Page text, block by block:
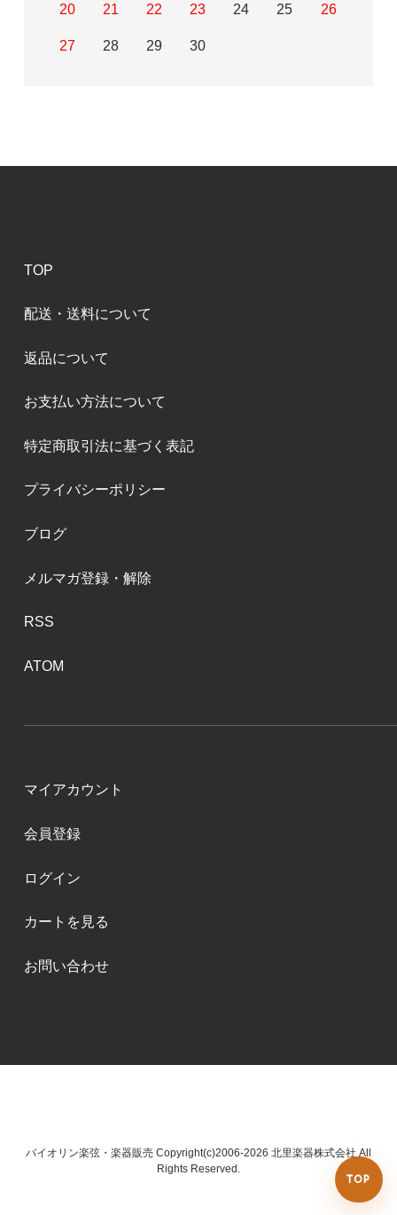
TOP
20 21 22 23 24 25 26
27 28 29 30
TOP
配送・送料について
返品について
お支払い方法について
特定商取引法に基づく表記
プライバシーポリシー
ブログ
メルマガ登録・解除
RSS
ATOM
マイアカウント
会員登録
ログイン
カートを見る
お問い合わせ
バイオリン楽弦・楽器販売 Copyright(c)2006-2026 北里楽器株式会社 All
Rights Reserved.